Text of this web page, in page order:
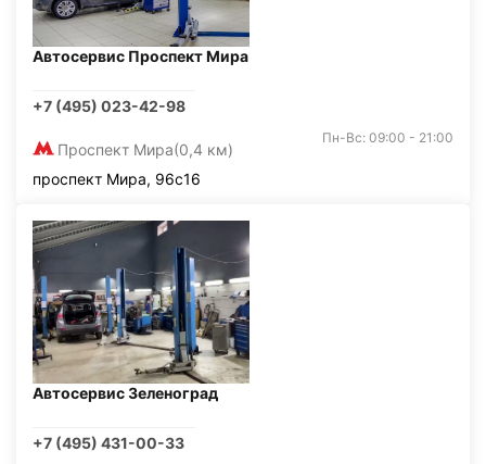
Автосервис Проспект Мира
+7 (495) 023-42-98
Проспект Мира(0,4 км)
Пн-Вс: 09:00 - 21:00
проспект Мира, 96с16
Автосервис Зеленоград
+7 (495) 431-00-33